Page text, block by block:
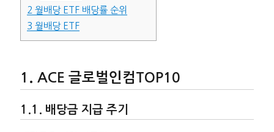
2 월배당 ETF 배당률 순위
3 월배당 ETF
ACE 글로벌인컴TOP10
배당금 지급 주기